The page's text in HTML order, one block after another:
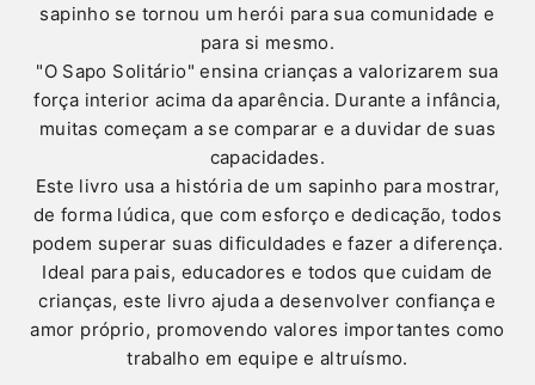
sapinho se tornou um herói para sua comunidade e
para si mesmo.
"O Sapo Solitário" ensina crianças a valorizarem sua
força interior acima da aparência. Durante a infância,
muitas começam a se comparar e a duvidar de suas
capacidades.
Este livro usa a história de um sapinho para mostrar,
de forma lúdica, que com esforço e dedicação, todos
podem superar suas dificuldades e fazer a diferença.
Ideal para pais, educadores e todos que cuidam de
crianças, este livro ajuda a desenvolver confiança e
amor próprio, promovendo valores importantes como
trabalho em equipe e altruísmo.